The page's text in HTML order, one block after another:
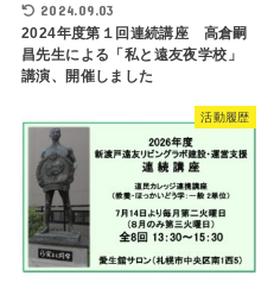
2024.09.03
2024年度第１回連続講座 高倉嗣
昌先生による「私と遠友夜学校」
講演、開催しました
活動履歴